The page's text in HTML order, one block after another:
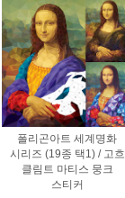
폴리곤아트 세계명화
시리즈 (19종 택1) / 고흐
클림트 마티스 뭉크
스티커